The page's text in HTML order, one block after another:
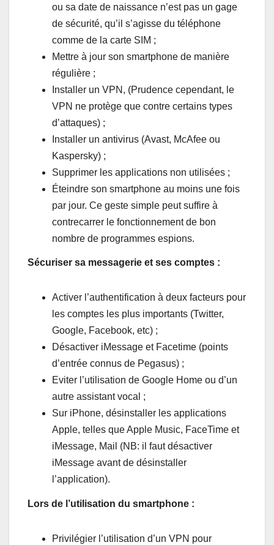
ou sa date de naissance n’est pas un gage
de sécurité, qu’il s’agisse du téléphone
comme de la carte SIM ;
Mettre à jour son smartphone de manière
régulière ;
Installer un VPN, (Prudence cependant, le
VPN ne protège que contre certains types
d’attaques) ;
Installer un antivirus (Avast, McAfee ou
Kaspersky) ;
Supprimer les applications non utilisées ;
Éteindre son smartphone au moins une fois
par jour. Ce geste simple peut suffire à
contrecarrer le fonctionnement de bon
nombre de programmes espions.
Sécuriser sa messagerie et ses comptes :
Activer l’authentification à deux facteurs pour
les comptes les plus importants (Twitter,
Google, Facebook, etc) ;
Désactiver iMessage et Facetime (points
d’entrée connus de Pegasus) ;
Eviter l’utilisation de Google Home ou d’un
autre assistant vocal ;
Sur iPhone, désinstaller les applications
Apple, telles que Apple Music, FaceTime et
iMessage, Mail (NB: il faut désactiver
iMessage avant de désinstaller
l’application).
Lors de l’utilisation du smartphone :
Privilégier l’utilisation d’un VPN pour